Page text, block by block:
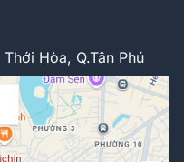
Hòa, Q.Tân Phú